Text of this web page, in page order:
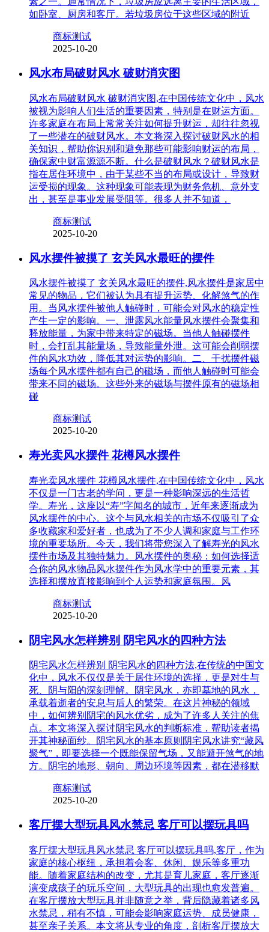
如卧室、厨房和客厅。若垃圾房位于这些区域的附近
商标测试
2025-10-20
风水布局破财风水 破财消灾图
风水布局破财风水 破财消灾图,在中国传统文化中，风水
被视为影响人们生活的重要因素，特别是在财运方面。
许多家庭在布局上常常关注如何提升财运，却往往忽视
了一些潜在的破财风水。本文将深入探讨破财风水的相
关知识，帮助你识别和避免那些可能影响财运的布局，
确保家中财富源源不断。什么是破财风水？破财风水是
指在居住环境中，由于某些不当的布局或设计，导致财
运受损的现象。这种现象可能表现为财务危机、意外支
出，甚至是事业发展受阻等。很多人并不知道，
商标测试
2025-10-20
风水摆件被摸了 玄关风水最旺的摆件
风水摆件被摸了 玄关风水最旺的摆件,风水摆件是家居中
常见的物品，它们被认为具有提升运势、化解煞气的作
用。当风水摆件被他人触碰时，可能会对风水的稳定性
产生一定的影响。一、泄露风水能量风水摆件会聚集和
释放能量，为家中带来特定的磁场。当他人触碰摆件
时，会打乱其能量场，导致能量外泄。这可能会削弱摆
件的风水功效，降低其对运势的影响。二、干扰摆件磁
场每个风水摆件都有自己的磁场，而他人触碰时可能会
带来不同的磁场。这些外来的磁场与摆件原有的磁场相
碰
商标测试
2025-10-20
寿光卖风水摆件 花樽风水摆件
寿光卖风水摆件 花樽风水摆件,在中国传统文化中，风水
不仅是一门古老的学问，更是一种影响深远的生活哲
学。寿光，这座以“寿”字闻名的城市，近年来逐渐成为
风水摆件的中心。这个与风水相关的市场不仅吸引了众
多收藏家和爱好者，也成为了不少人调和家庭与工作环
境的重要场所。今天，我们将带您深入了解寿光的风水
摆件市场及其独特魅力。风水摆件的奥秘：如何选择适
合你的风水物品风水摆件作为风水学中的重要元素，其
选择和摆放直接影响到个人运势和家庭氛围。风
商标测试
2025-10-20
阴宅风水怎样辨别 阴宅风水的四种方法
阴宅风水怎样辨别 阴宅风水的四种方法,在传统的中国文
化中，风水不仅仅是关于居住环境的选择，更是对生与
死、阴与阳的深刻理解。阴宅风水，亦即墓地的风水，
承载着逝者的安息与后人的繁荣。在这片神秘的领域
中，如何辨别阴宅的风水优劣，成为了许多人关注的焦
点。本文将深入探讨阴宅风水的判断标准，帮助读者揭
开其神秘面纱。阴宅风水的基本原则阴宅风水讲究“藏风
聚气”，即要选择一个既能保留气场，又能避开煞气的地
方。阴宅的地形、朝向、周边环境等因素，都在潜移默
商标测试
2025-10-20
客厅摆大型玩具风水禁忌 客厅可以摆玩具吗
客厅摆大型玩具风水禁忌 客厅可以摆玩具吗,客厅，作为
家庭的核心枢纽，承担着会客、休闲、娱乐等多重功
能。随着家庭结构的改变，尤其是育儿家庭，客厅逐渐
演变成孩子的玩乐空间，大型玩具的出现也愈发普遍。
在客厅摆放大型玩具并非随意之举，背后隐藏着诸多风
水禁忌，稍有不慎，可能会影响家庭运势、成员健康，
甚至亲子关系。本文将从专业的角度，剖析客厅摆放大